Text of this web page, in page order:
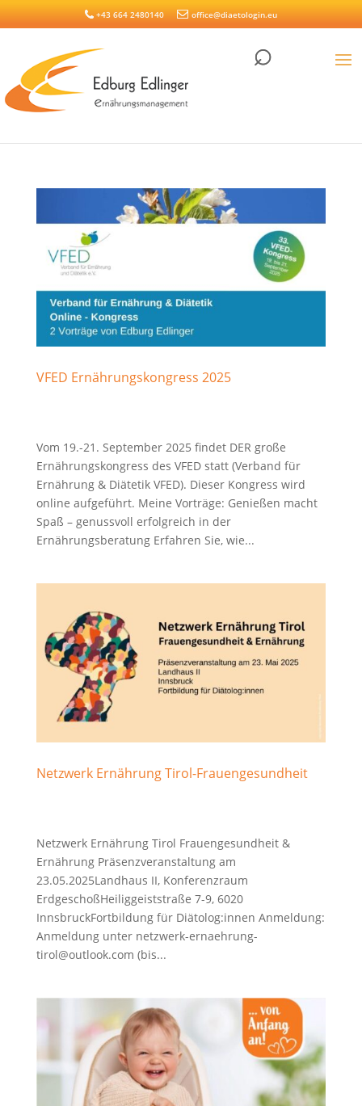
+43 664 2480140 office@diaetologin.eu
VFED Ernährungskongress 2025
Vom 19.-21. September 2025 findet DER große
Ernährungskongress des VFED statt (Verband für
Ernährung & Diätetik VFED). Dieser Kongress wird
online aufgeführt. Meine Vorträge: Genießen macht
Spaß – genussvoll erfolgreich in der
Ernährungsberatung Erfahren Sie, wie...
Netzwerk Ernährung Tirol-Frauengesundheit
Netzwerk Ernährung Tirol Frauengesundheit &
Ernährung Präsenzveranstaltung am
23.05.2025Landhaus II, Konferenzraum
ErdgeschoßHeiliggeiststraße 7-9, 6020
InnsbruckFortbildung für Diätolog:innen Anmeldung:
Anmeldung unter netzwerk-ernaehrung-
tirol@outlook.com (bis...